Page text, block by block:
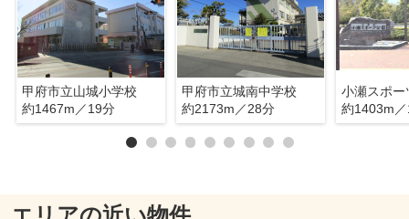
甲府市立山城小学校
約1467m／19分
甲府市立城南中学校
約2173m／28分
小瀬スポー
約1403m